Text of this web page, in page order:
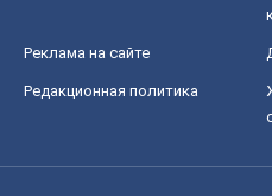
Реклама на сайте
Редакционная политика